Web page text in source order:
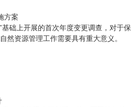
方案
础上开展的首次年度变更调查，对于保
然资源管理工作需要具有重大意义。